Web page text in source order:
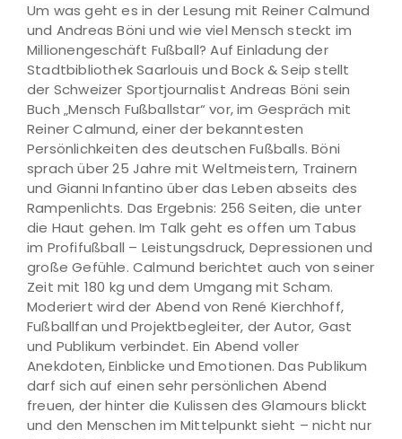
Um was geht es in der Lesung mit Reiner Calmund
und Andreas Böni und wie viel Mensch steckt im
Millionengeschäft Fußball? Auf Einladung der
Stadtbibliothek Saarlouis und Bock & Seip stellt
der Schweizer Sportjournalist Andreas Böni sein
Buch „Mensch Fußballstar“ vor, im Gespräch mit
Reiner Calmund, einer der bekanntesten
Persönlichkeiten des deutschen Fußballs. Böni
sprach über 25 Jahre mit Weltmeistern, Trainern
und Gianni Infantino über das Leben abseits des
Rampenlichts. Das Ergebnis: 256 Seiten, die unter
die Haut gehen. Im Talk geht es offen um Tabus
im Profifußball – Leistungsdruck, Depressionen und
große Gefühle. Calmund berichtet auch von seiner
Zeit mit 180 kg und dem Umgang mit Scham.
Moderiert wird der Abend von René Kierchhoff,
Fußballfan und Projektbegleiter, der Autor, Gast
und Publikum verbindet. Ein Abend voller
Anekdoten, Einblicke und Emotionen. Das Publikum
darf sich auf einen sehr persönlichen Abend
freuen, der hinter die Kulissen des Glamours blickt
und den Menschen im Mittelpunkt sieht – nicht nur